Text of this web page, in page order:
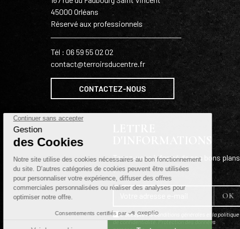
45000 Orléans
Réservé aux professionnels
Tél : 06 59 55 02 02
contact@terroirsducentre.fr
CONTACTEZ-NOUS
Tenez-vous informé de nos bons plans
!
J'accepte les conditions générales et la politique
de confidentialité.Protection des données